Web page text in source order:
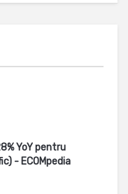
YoY pentru
- ECOMpedia